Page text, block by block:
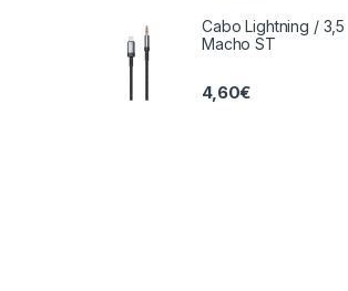
Cabo Lightning / 3,5
Macho ST
4,60€